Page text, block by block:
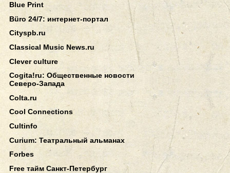
Blue Print
Büro 24/7: интернет-портал
Cityspb.ru
Classical Music News.ru
Clever culture
Cogita!ru: Общественные новости
Северо-Запада
Colta.ru
Cool Connections
Cultinfo
Curium: Театральный альманах
Forbes
Free тайм Санкт-Петербург